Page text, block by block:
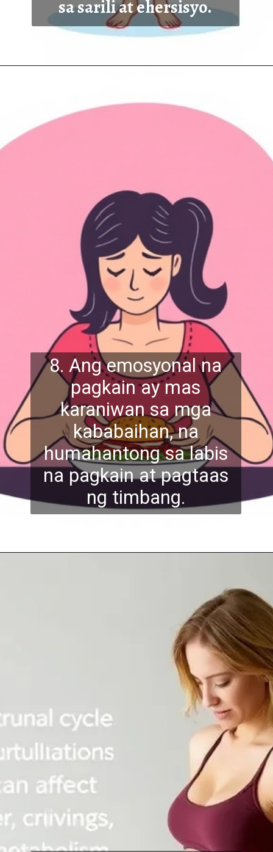
sa sarili at ehersisyo.
8. Ang emosyonal na
pagkain ay mas
karaniwan sa mga
kababaihan, na
humahantong sa labis
na pagkain at pagtaas
ng timbang.